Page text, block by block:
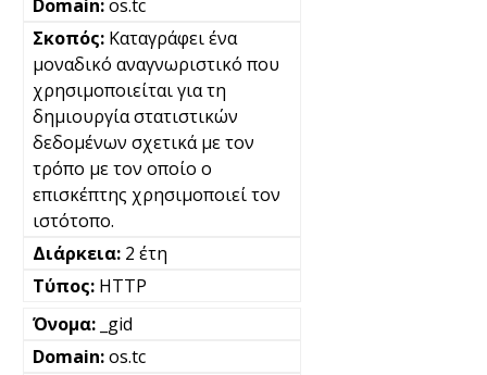
os.tc
Καταγράφει ένα
μοναδικό αναγνωριστικό που
χρησιμοποιείται για τη
δημιουργία στατιστικών
δεδομένων σχετικά με τον
τρόπο με τον οποίο ο
επισκέπτης χρησιμοποιεί τον
ιστότοπο.
2 έτη
HTTP
_gid
os.tc